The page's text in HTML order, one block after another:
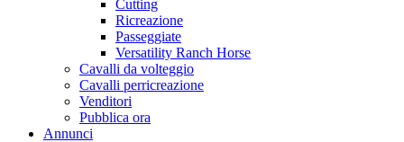
Cutting
Ricreazione
Passeggiate
Versatility Ranch Horse
Cavalli da volteggio
Cavalli perricreazione
Venditori
Pubblica ora
Annunci